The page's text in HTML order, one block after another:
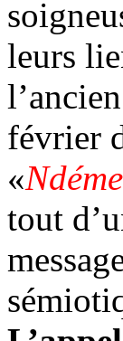
leurs
février
«
tout